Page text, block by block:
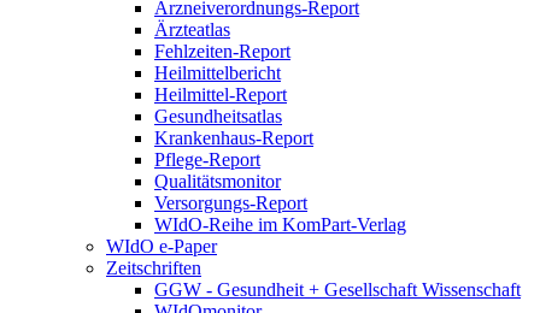
Arzneiverordnungs-Report
Ärzteatlas
Fehlzeiten-Report
Heilmittelbericht
Heilmittel-Report
Gesundheitsatlas
Krankenhaus-Report
Pflege-Report
Qualitätsmonitor
Versorgungs-Report
WIdO-Reihe im KomPart-Verlag
WIdO e-Paper
Zeitschriften
GGW - Gesundheit + Gesellschaft Wissenschaft